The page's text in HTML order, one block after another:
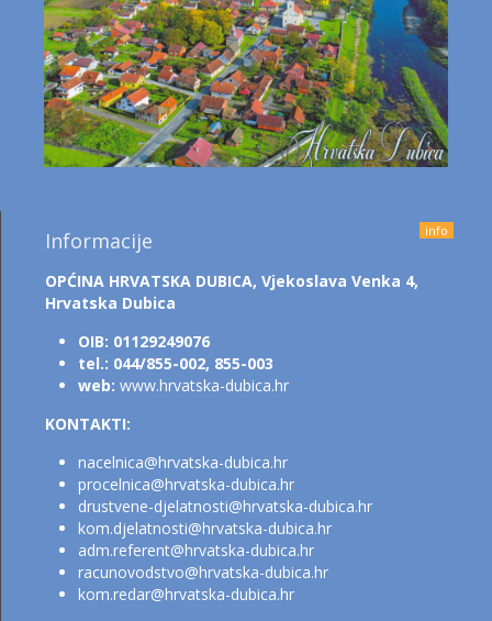
info
Informacije
OPĆINA HRVATSKA DUBICA, Vjekoslava Venka 4,
Hrvatska Dubica
OIB: 01129249076
tel.: 044/855-002, 855-003
web: www.hrvatska-dubica.hr
KONTAKTI:
nacelnica@hrvatska-dubica.hr
procelnica@hrvatska-dubica.hr
drustvene-djelatnosti@hrvatska-dubica.hr
kom.djelatnosti@hrvatska-dubica.hr
adm.referent@hrvatska-dubica.hr
racunovodstvo@hrvatska-dubica.hr
kom.redar@hrvatska-dubica.hr